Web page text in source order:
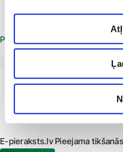
Pieteikt vizīti
No 5
Kristīne
Dermatologs
E-pieraksts.lv Pieejama